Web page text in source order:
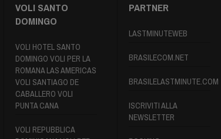
VOLI SANTO
DOMINGO
VOLI HOTEL SANTO
DOMINGO VOLI PER LA
ROMANA LAS AMERICAS
VOLI SANTIAGO DE
CABALLERO VOLI
PUNTA CANA
VOLI REPUBBLICA
PARTNER
LASTMINUTEWEB
BRASILECOM.NET
BRASILELASTMINUTE.COM
ISCRIVITI ALLA
NEWSLETTER